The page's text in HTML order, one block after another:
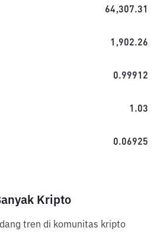
64,307.31
1,902.26
0.99912
1.03
0.06925
Kripto
tren di komunitas kripto